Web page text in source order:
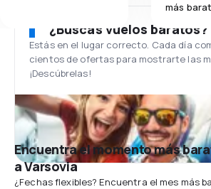
más
¿Buscas vuelos baratos?
Estás en el lugar correcto. Cada día
cientos de ofertas para mostrarte las
¡Descúbrelas!
Encuentra el momento más
a Varsovia
¿Fechas flexibles? Encuentra el mes más